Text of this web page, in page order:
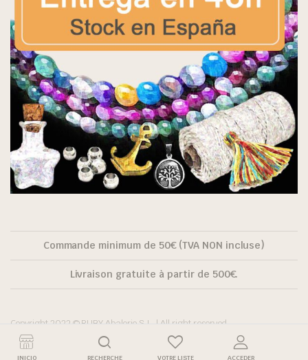
Commande minimum de 50€ (TVA NON incluse)
Livraison gratuite à partir de 500€.
Copyright 2022 © RUBY Abalorio S.L. | All right reserved.
INICIO RECHERCHE VOTRE LISTE ACCEDER